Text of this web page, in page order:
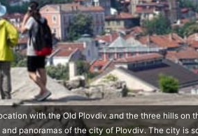
with the Old Plovdiv and the three hills on
panoramas of the city of Plovdiv. The city is